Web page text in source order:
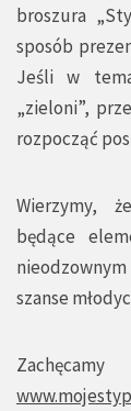
broszura
sposób
Jeśli w
„zieloni”,
rozpocząć
Wierzymy,
będące
szanse